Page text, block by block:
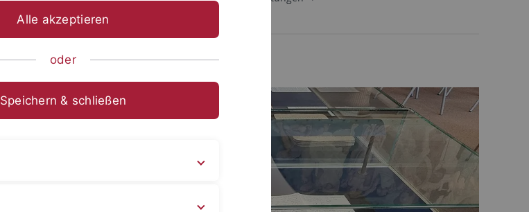
Alle akzeptieren
oder
Speichern & schließen